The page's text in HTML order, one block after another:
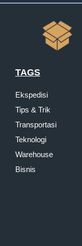
TAGS
Ekspedisi
Tips & Trik
Transportasi
Teknologi
Warehouse
Bisnis